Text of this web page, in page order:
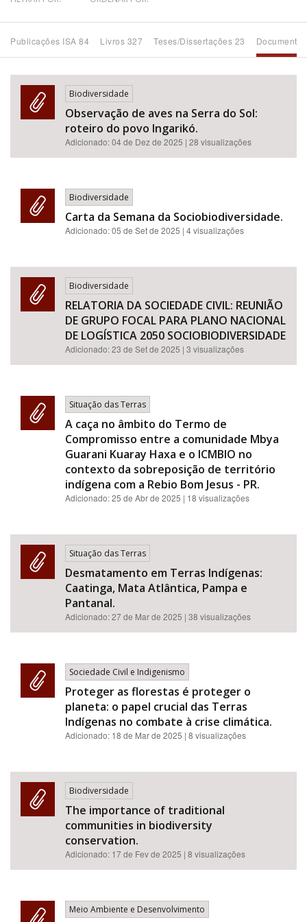
Subtema
Área de Levantamento
BUSCAR
Publicações ISA 84 Livros 327 Teses/Dissertações 23
Biodiversidade
Observação de aves na Serra do Sol:
roteiro do povo Ingarikó.
Adicionado:04 de Dez de 2025 | 28 visualizações
Biodiversidade
Carta da Semana da Sociobiodiversidade.
Adicionado:05 de Set de 2025 | 4 visualizações
Biodiversidade
RELATORIA DA SOCIEDADE CIVIL: REUNIÃO
DE GRUPO FOCAL PARA PLANO NACIONAL
DE LOGÍSTICA 2050 SOCIOBIODIVERSIDADE
Adicionado:23 de Set de 2025 | 3 visualizações
Situação das Terras
A caça no âmbito do Termo de
Compromisso entre a comunidade Mbya
Guarani Kuaray Haxa e o ICMBIO no
contexto da sobreposição de território
indígena com a Rebio Bom Jesus - PR.
Adicionado:25 de Abr de 2025 | 18 visualizações
Situação das Terras
Desmatamento em Terras Indígenas:
Caatinga, Mata Atlântica, Pampa e
Pantanal.
Adicionado:27 de Mar de 2025 | 38 visualizações
Sociedade Civil e Indigenismo
Proteger as florestas é proteger o
planeta: o papel crucial das Terras
Indígenas no combate à crise climática.
Adicionado: 18 de Mar de 2025 | 8 visualizações
Biodiversidade
The importance of traditional
communities in biodiversity
conservation.
Adicionado: 17 de Fev de 2025 | 8 visualizações
Meio Ambiente e Desenvolvimento